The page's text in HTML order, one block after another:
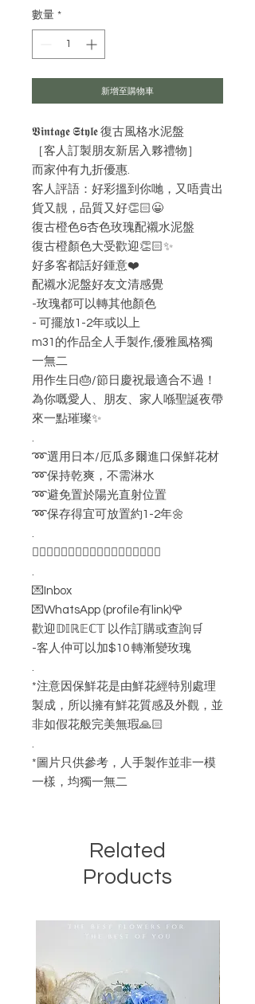
數量 *
新增至購物車
𝖁𝖎𝖓𝖙𝖆𝖌𝖊 𝕾𝖙𝖞𝖑𝖊 復古風格水泥盤
［客人訂製朋友新居入夥禮物］
而家仲有九折優惠.
客人評語：好彩搵到你哋，又唔貴出
貨又靚，品質又好👏🏻😀
復古橙色&杏色玫瑰配襯水泥盤
復古橙顏色大受歡迎👏🏻✨
好多客都話好鍾意❤️
配襯水泥盤好友文清感覺
-玫瑰都可以轉其他顏色
- 可擺放1-2年或以上
m31的作品全人手製作,優雅風格獨
一無二
用作生日🎂/節日慶祝最適合不過！
為你嘅愛人、朋友、家人喺聖誕夜帶
來一點璀璨✨
.
➿選用日本/厄瓜多爾進口保鮮花材
➿保持乾爽，不需淋水
➿避免置於陽光直射位置
➿保存得宜可放置約1-2年🌼
.
👇🏻👇🏻👇🏻👇🏻👇🏻👇🏻👇🏻👇🏻👇🏻
.
💌Inbox
💌WhatsApp (profile有link)🌹
歡迎𝔻𝕀ℝ𝔼ℂ𝕋 以作訂購或查詢🛒
-客人仲可以加$10 轉漸變玫瑰
.
*注意因保鮮花是由鮮花經特別處理
製成，所以擁有鮮花質感及外觀，並
非如假花般完美無瑕🙏🏻
.
*圖片只供參考，人手製作並非一模
一樣，均獨一無二
Related
Products